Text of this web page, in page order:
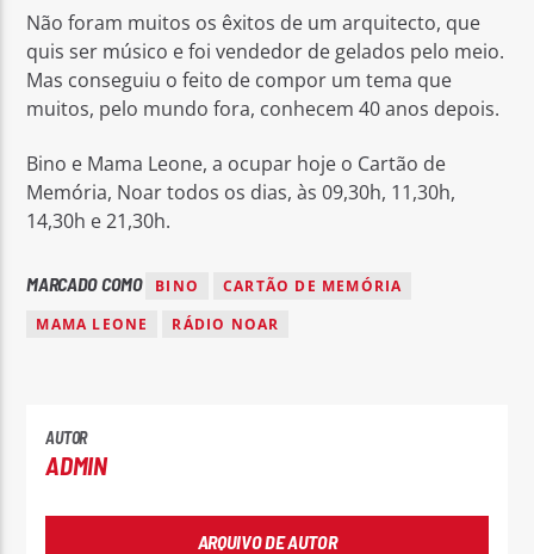
BANDALUSA
Rádio No ar
Não foram muitos os êxitos de um arquitecto, que
quis ser músico e foi vendedor de gelados pelo meio.
Mas conseguiu o feito de compor um tema que
muitos, pelo mundo fora, conhecem 40 anos depois.
Bino e Mama Leone, a ocupar hoje o Cartão de
Memória, Noar todos os dias, às 09,30h, 11,30h,
14,30h e 21,30h.
MARCADO COMO BINO
CARTÃO DE MEMÓRIA
MAMA LEONE
RÁDIO NOAR
AUTOR
ADMIN
ARQUIVO DE AUTOR